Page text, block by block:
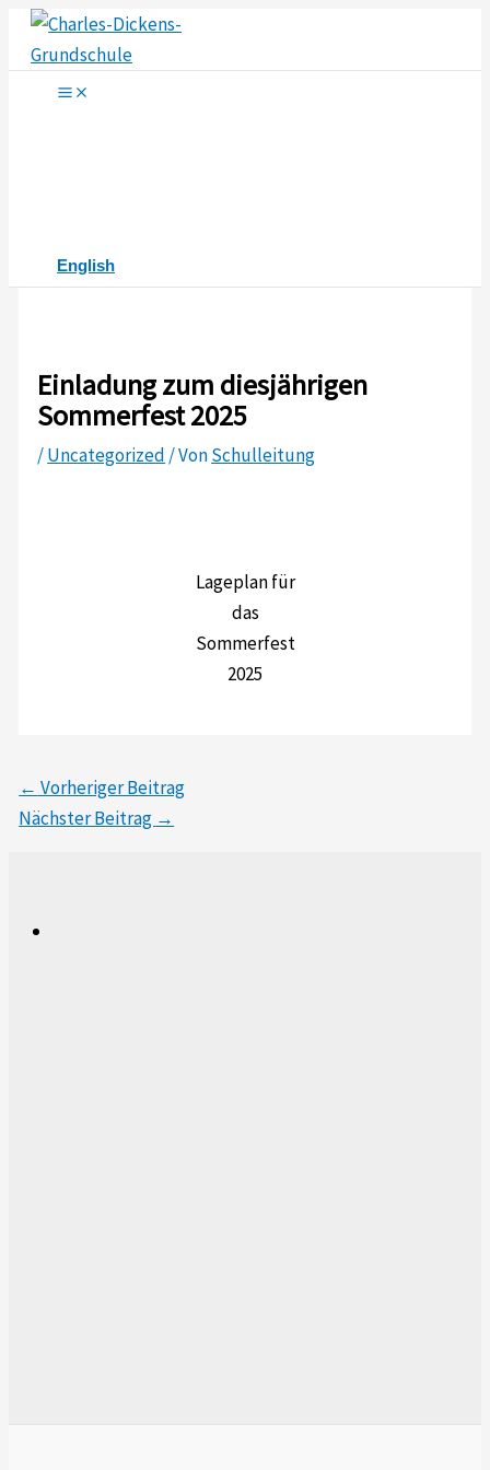
Zum
Inhalt
springen
English
Einladung zum diesjährigen
Sommerfest 2025
/Uncategorized / VonSchulleitung
Lageplan für
das
Sommerfest
2025
← Vorheriger Beitrag
Nächster Beitrag →